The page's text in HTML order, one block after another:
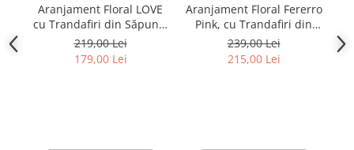
Aranjament Floral LOVE
cu Trandafiri din Săpun –
Cadou Elegant și
Memorabil
219,00 Lei
179,00 Lei
Aranjament Floral Fererro
Pink, cu Trandafiri din
sapun
239,00 Lei
215,00 Lei